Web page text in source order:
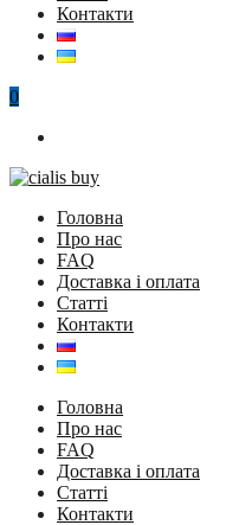
Контакти
0
Головна
Про нас
FAQ
Доставка і оплата
Статті
Контакти
Головна
Про нас
FAQ
Доставка і оплата
Статті
Контакти